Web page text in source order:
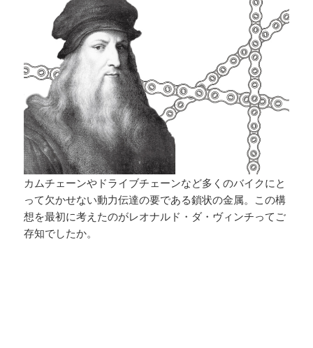
カムチェーンやドライブチェーンなど多くのバイクにと
って欠かせない動力伝達の要である鎖状の金属。この構
想を最初に考えたのがレオナルド・ダ・ヴィンチってご
存知でしたか。